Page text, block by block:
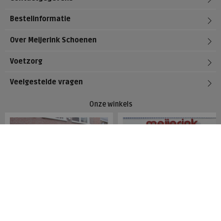
Bestelinformatie
Over Meijerink Schoenen
Voetzorg
Veelgestelde vragen
Onze winkels